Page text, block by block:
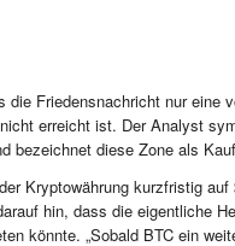
die Friedensnachricht nur eine
erreicht ist. Der Analyst
bezeichnet diese Zone als
Kryptowährung kurzfristig
hin, dass die eigentliche
könnte. „Sobald BTC ein